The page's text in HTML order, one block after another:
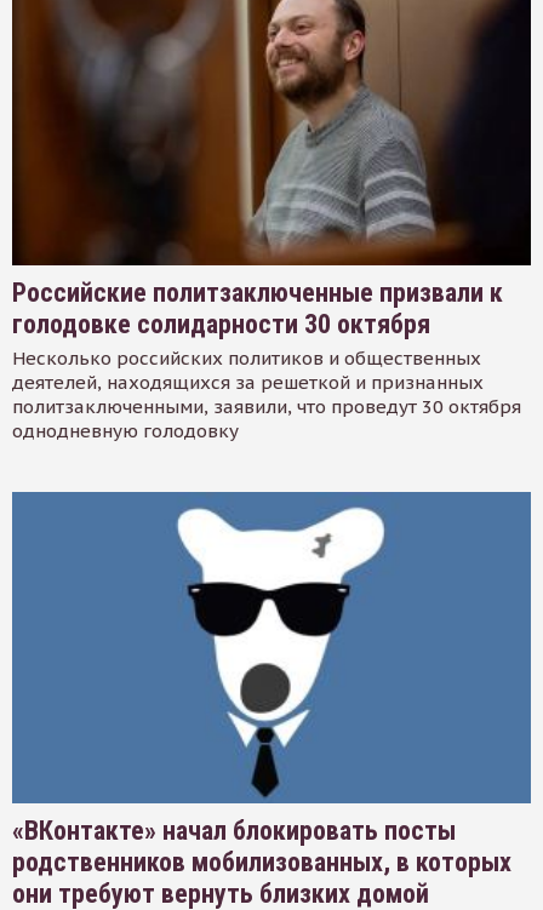
Российские политзаключенные призвали к
голодовке солидарности 30 октября
Несколько российских политиков и общественных
деятелей, находящихся за решеткой и признанных
политзаключенными, заявили, что проведут 30 октября
однодневную голодовку
«ВКонтакте» начал блокировать посты
родственников мобилизованных, в которых
они требуют вернуть близких домой